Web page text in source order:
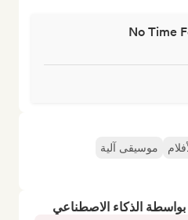
No Time
موسيقى آلية
الذكاء الاصطناعي